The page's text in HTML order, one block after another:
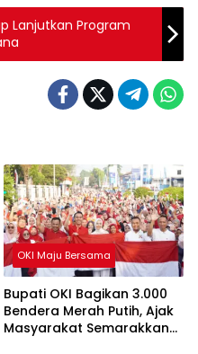
Lanjutkan Program
OKI Maju Bersama
Bupati OKI Bagikan 3.000
Bendera Merah Putih, Ajak
Masyarakat Semarakkan